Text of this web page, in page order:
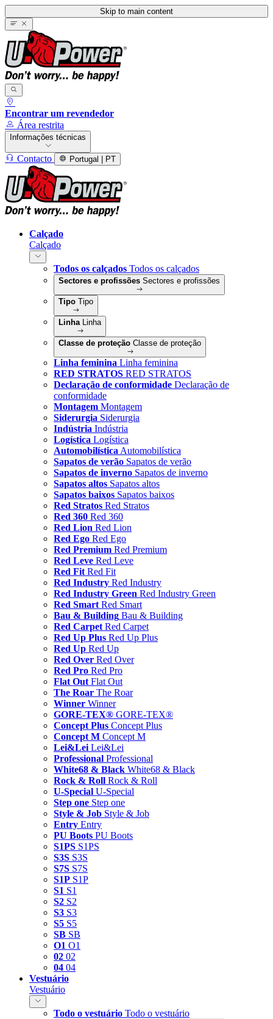
Skip to main content
Encontrar um revendedor
Área restrita
Informações técnicas
Contacto Portugal | PT
Calçado
Calçado
Todos os calçados Todos os calçados
Sectores e profissões Sectores e profissões
Tipo Tipo
Linha Linha
Classe de proteção Classe de proteção
Linha feminina Linha feminina
RED STRATOS RED STRATOS
Declaração de conformidade Declaração de
conformidade
Montagem Montagem
Siderurgia Siderurgia
Indústria Indústria
Logística Logística
Automobilística Automobilística
Sapatos de verão Sapatos de verão
Sapatos de inverno Sapatos de inverno
Sapatos altos Sapatos altos
Sapatos baixos Sapatos baixos
Red Stratos Red Stratos
Red 360 Red 360
Red Lion Red Lion
Red Ego Red Ego
Red Premium Red Premium
Red Leve Red Leve
Red Fit Red Fit
Red Industry Red Industry
Red Industry Green Red Industry Green
Red Smart Red Smart
Bau & Building Bau & Building
Red Carpet Red Carpet
Red Up Plus Red Up Plus
Red Up Red Up
Red Over Red Over
Red Pro Red Pro
Flat Out Flat Out
The Roar The Roar
Winner Winner
GORE-TEX® GORE-TEX®
Concept Plus Concept Plus
Concept M Concept M
Lei&Lei Lei&Lei
Professional Professional
White68 & Black White68 & Black
Rock & Roll Rock & Roll
U-Special U-Special
Step one Step one
Style & Job Style & Job
Entry Entry
PU Boots PU Boots
S1PS S1PS
S3S S3S
S7S S7S
S1P S1P
S1 S1
S2 S2
S3 S3
S5 S5
SB SB
O1 O1
02 02
04 04
Vestuário
Vestuário
Todo o vestuário Todo o vestuário